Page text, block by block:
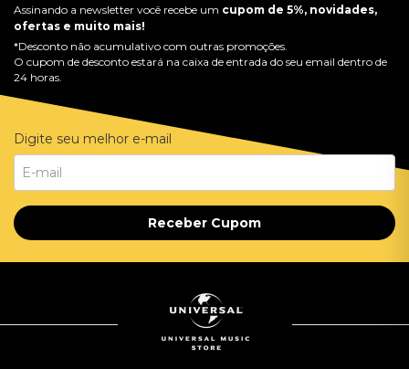
Assinando a newsletter você recebe um cupom de 5%, novidades,
ofertas e muito mais!
*Desconto não acumulativo com outras promoções.
O cupom de desconto estará na caixa de entrada do seu email dentro de
24 horas.
Digite seu melhor e-mail
Receber Cupom